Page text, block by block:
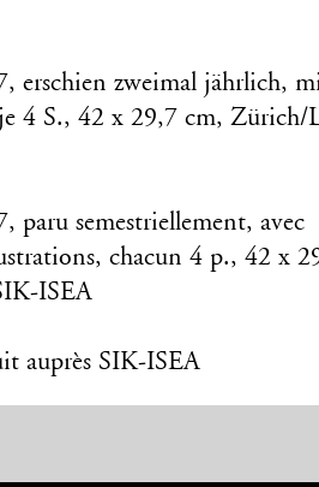
erschien zweimal jährlich,
4 S., 42 x 29,7 cm, Zürich/
paru semestriellement, avec
chacun 4 p., 42 x
ISEA
auprès SIK-ISEA